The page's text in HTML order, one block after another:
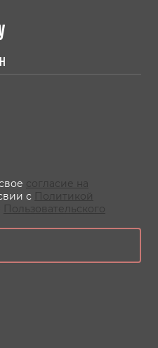
согласие на
с Политикой
Пользовательского